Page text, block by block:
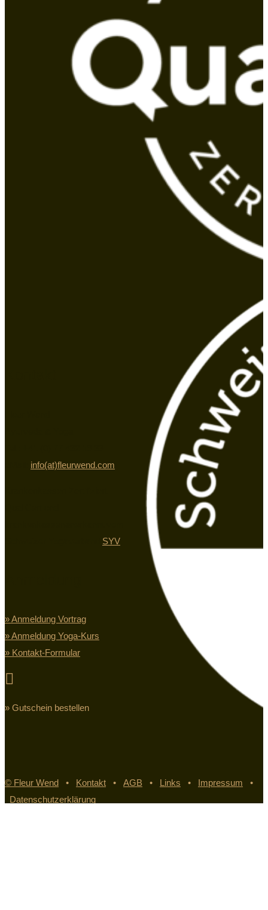
info(at)fleurwend.com
SYV
» Anmeldung Vortrag
» Anmeldung Yoga-Kurs
» Kontakt-Formular

» Gutschein bestellen
© Fleur Wend • Kontakt • AGB • Links • Impressum •
Datenschutzerklärung